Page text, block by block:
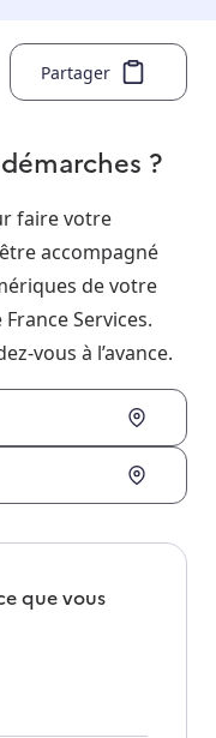
Partager
?
faire votre
accompagné
de votre
Services.
vous à l’avance.
que vous